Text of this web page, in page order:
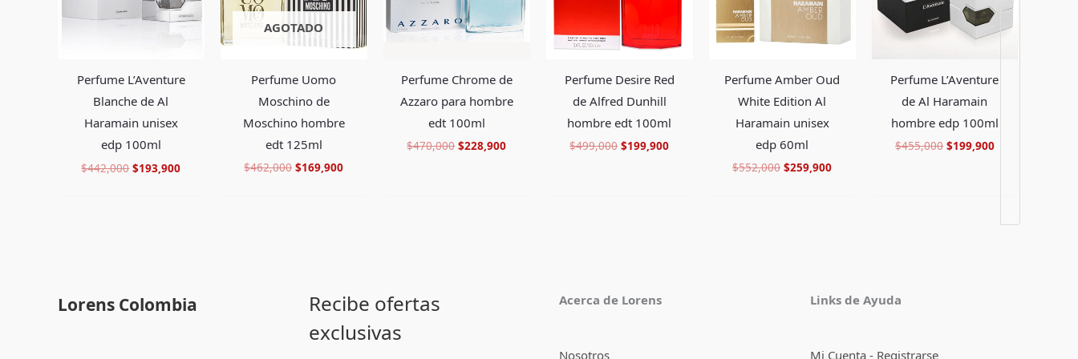
Perfume L’Aventure
Blanche de Al
Haramain unisex
edp 100ml
$442,000 $193,900
AGOTADO
Perfume Uomo
Moschino de
Moschino hombre
edt 125ml
$462,000 $169,900
Perfume Chrome de
Azzaro para hombre
edt 100ml
$470,000 $228,900
Perfume Desire Red
de Alfred Dunhill
hombre edt 100ml
$499,000 $199,900
Perfume Amber Oud
White Edition Al
Haramain unisex
edp 60ml
$552,000 $259,900
Perfume L’Aventure
de Al Haramain
hombre edp 100ml
$455,000 $199,900
Lorens Colombia
Recibe ofertas
exclusivas
Acerca de Lorens
Nosotros
Links de Ayuda
Mi Cuenta - Registrarse